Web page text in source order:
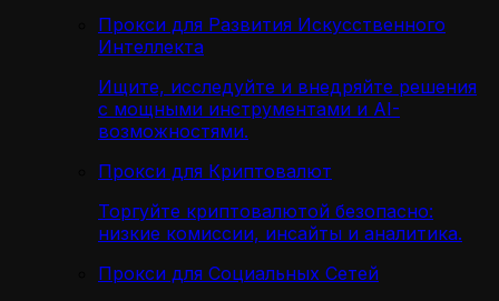
Прокси для Развития Искусственного
Интеллекта
Ищите, исследуйте и внедряйте решения
с мощными инструментами и AI-
возможностями.
Прокси для Криптовалют
Торгуйте криптовалютой безопасно:
низкие комиссии, инсайты и аналитика.
Прокси для Социальных Сетей